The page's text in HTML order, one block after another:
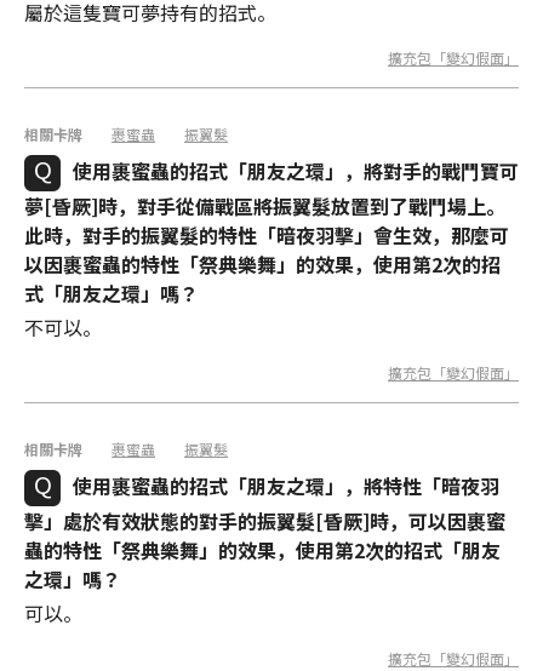
屬於這隻寶可夢持有的招式。
擴充包「變幻假面」
相關卡牌 裹蜜蟲 振翼髮
使用裹蜜蟲的招式「朋友之環」，將對手的戰鬥寶可
夢[昏厥]時，對手從備戰區將振翼髮放置到了戰鬥場上。
此時，對手的振翼髮的特性「暗夜羽擊」會生效，那麼可
以因裹蜜蟲的特性「祭典樂舞」的效果，使用第2次的招
式「朋友之環」嗎？
不可以。
擴充包「變幻假面」
相關卡牌 裹蜜蟲 振翼髮
使用裹蜜蟲的招式「朋友之環」，將特性「暗夜羽
擊」處於有效狀態的對手的振翼髮[昏厥]時，可以因裹蜜
蟲的特性「祭典樂舞」的效果，使用第2次的招式「朋友
之環」嗎？
可以。
擴充包「變幻假面」